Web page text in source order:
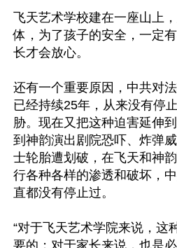
飞天艺术学校建在一座山上
体，为了孩子的安全，一定
长才会放心。
还有一个重要原因，中共对
已经持续25年，从来没有停
胁。现在又把这种迫害延伸
到神韵演出剧院恐吓、炸弹
士轮胎遭划破，在飞天和神
行各种各样的渗透和破坏，
直都没有停止过。
“对于飞天艺术学院来说，这
要的；对于家长来说，也是